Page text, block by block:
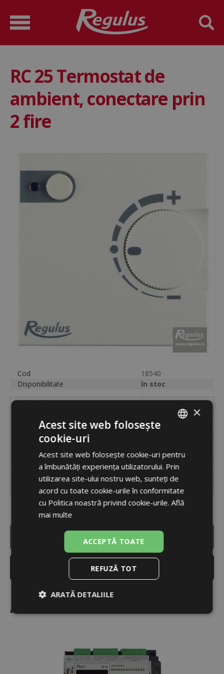
RC 25 Termostat de
ambient, conectare prin
2 fire
Cod
18540
Disponibilitate
în stoc
Etichetă
IR RC 25
Pentru centrale și șeminee
da
Pentru încălzire
Unități
buc.
Ambalare
cutie
Dimensiuni ambalaj
8 x 8 x 3 cm
Greutate (inclusiv ambalaj)
0,09 kg
ACCESAȚI VERSIUNEA COMPLETĂ
TRIMITE PRIN EMAIL
Accesoriu recomandat
ENGLISH
×
Acest site web folosește
cookie-uri
Acest site web folosește cookie-uri pentru
a îmbunătăți experiența utilizatorului. Prin
utilizarea site-ului nostru web, sunteți de
acord cu toate cookie-urile în conformitate
cu Politica noastră privind cookie-urile. Află
mai multe
ACCEPTĂ TOATE
REFUZĂ TOT
ARATĂ DETALIILE
Strict
De
De
De
funcţionalitate
Neclasificate